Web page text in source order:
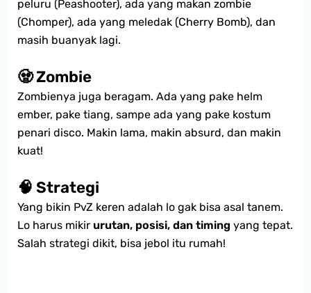
peluru (Peashooter), ada yang makan zombie
(Chomper), ada yang meledak (Cherry Bomb), dan
masih buanyak lagi.
🧟 Zombie
Zombienya juga beragam. Ada yang pake helm
ember, pake tiang, sampe ada yang pake kostum
penari disco. Makin lama, makin absurd, dan makin
kuat!
🧠 Strategi
Yang bikin PvZ keren adalah lo gak bisa asal tanem.
Lo harus mikir urutan, posisi, dan timing yang tepat.
Salah strategi dikit, bisa jebol itu rumah!